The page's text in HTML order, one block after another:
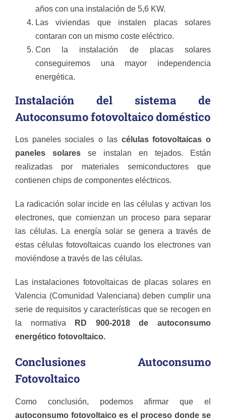
años con una instalación de 5,6 KW.
Las viviendas que instalen placas solares
contaran con un mismo coste eléctrico.
Con la instalación de placas solares
conseguiremos una mayor independencia
energética.
Instalación del sistema de
Autoconsumo fotovoltaico doméstico
Los paneles sociales o las células fotovoltaicas o
paneles solares se instalan en tejados. Están
realizadas por materiales semiconductores que
contienen chips de componentes eléctricos.
La radicación solar incide en las células y activan los
electrones, que comienzan un proceso para separar
las células. La energía solar se genera a través de
estas células fotovoltaicas cuando los electrones van
moviéndose a través de las células.
Las instalaciones fotovoltaicas de placas solares en
Valencia (Comunidad Valenciana) deben cumplir una
serie de requisitos y características que se recogen en
la normativa
RD 900-2018 de autoconsumo
energético fotovoltaico.
Conclusiones Autoconsumo
Fotovoltaico
Como conclusión, podemos afirmar que el
autoconsumo fotovoltaico es el proceso donde se